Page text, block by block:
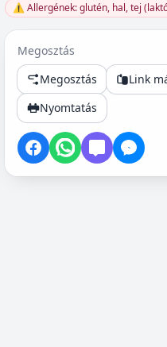
⚠️ Allergének: glutén, hal, tej
Megosztás
Megosztás
Link
Nyomtatás